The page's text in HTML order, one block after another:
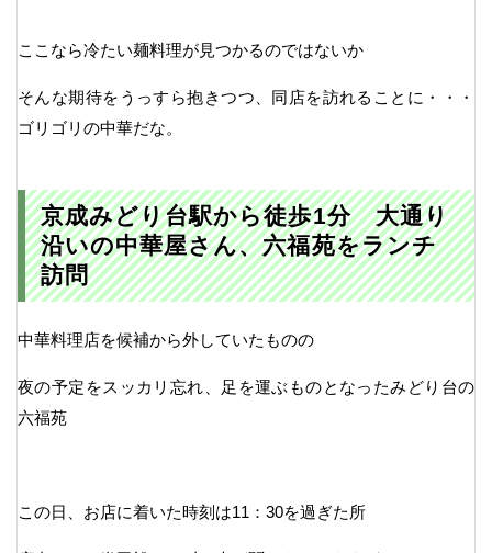
ここなら冷たい麺料理が見つかるのではないか
そんな期待をうっすら抱きつつ、同店を訪れることに・・・
ゴリゴリの中華だな。
京成みどり台駅から徒歩1分 大通り
沿いの中華屋さん、六福苑をランチ
訪問
中華料理店を候補から外していたものの
夜の予定をスッカリ忘れ、足を運ぶものとなったみどり台の
六福苑
この日、お店に着いた時刻は11：30を過ぎた所